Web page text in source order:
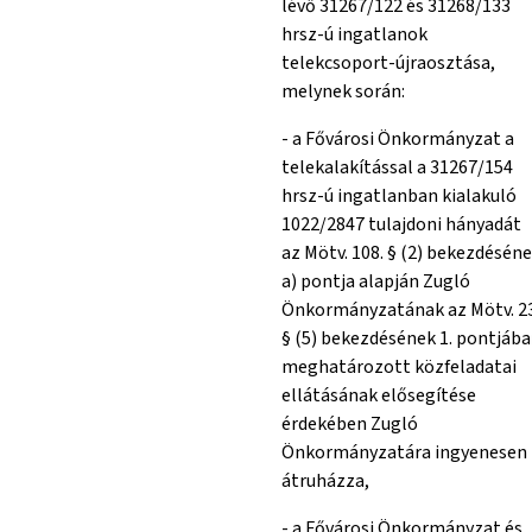
lévő 31267/122 és 31268/133
hrsz-ú ingatlanok
telekcsoport-újraosztása,
melynek során:
- a Fővárosi Önkormányzat a
telekalakítással a 31267/154
hrsz-ú ingatlanban kialakuló
1022/2847 tulajdoni hányadát
az Mötv. 108. § (2)
a) pontja alapján Zugló
Önkormányzatának az Mötv.
§ (5) bekezdésének 1.
meghatározott közfeladatai
ellátásának elősegítése
érdekében Zugló
Önkormányzatára ingyenesen
átruházza,